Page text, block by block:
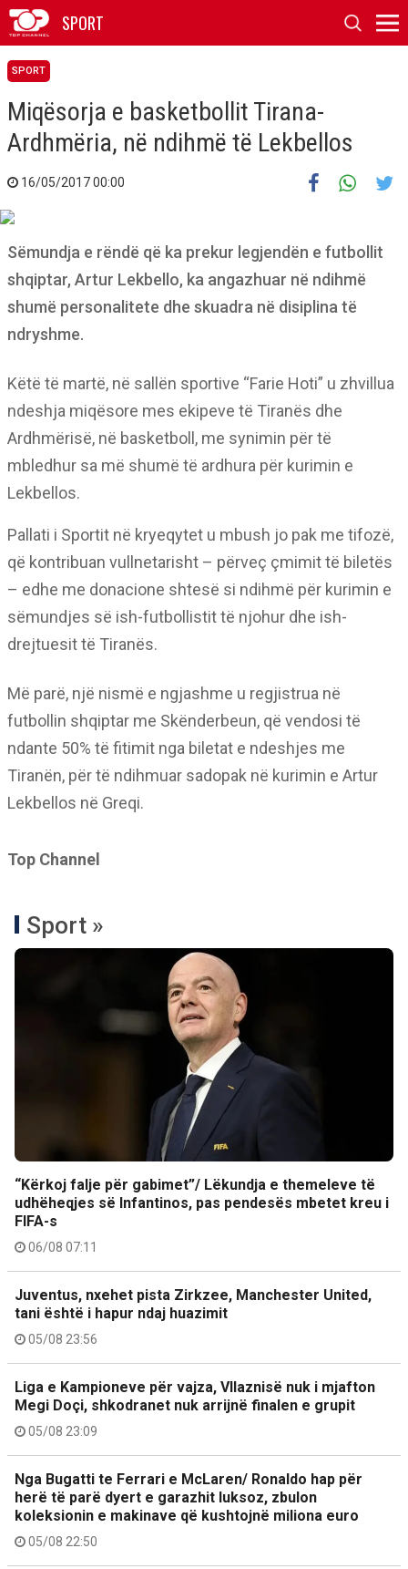
SPORT
SPORT
Miqësorja e basketbollit Tirana-
Ardhmëria, në ndihmë të Lekbellos
16/05/2017 00:00
Sëmundja e rëndë që ka prekur legjendën e futbollit
shqiptar, Artur Lekbello, ka angazhuar në ndihmë
shumë personalitete dhe skuadra në disiplina të
ndryshme.
Këtë të martë, në sallën sportive “Farie Hoti” u zhvillua
ndeshja miqësore mes ekipeve të Tiranës dhe
Ardhmërisë, në basketboll, me synimin për të
mbledhur sa më shumë të ardhura për kurimin e
Lekbellos.
Pallati i Sportit në kryeqytet u mbush jo pak me tifozë,
që kontribuan vullnetarisht – përveç çmimit të biletës
– edhe me donacione shtesë si ndihmë për kurimin e
sëmundjes së ish-futbollistit të njohur dhe ish-
drejtuesit të Tiranës.
Më parë, një nismë e ngjashme u regjistrua në
futbollin shqiptar me Skënderbeun, që vendosi të
ndante 50% të fitimit nga biletat e ndeshjes me
Tiranën, për të ndihmuar sadopak në kurimin e Artur
Lekbellos në Greqi.
Top Channel
Sport »
“Kërkoj falje për gabimet”/ Lëkundja e themeleve të
udhëheqjes së Infantinos, pas pendesës mbetet kreu i
FIFA-s
06/08 07:11
Juventus, nxehet pista Zirkzee, Manchester United,
tani është i hapur ndaj huazimit
05/08 23:56
Liga e Kampioneve për vajza, Vllaznisë nuk i mjafton
Megi Doçi, shkodranet nuk arrijnë finalen e grupit
05/08 23:09
Nga Bugatti te Ferrari e McLaren/ Ronaldo hap për
herë të parë dyert e garazhit luksoz, zbulon
koleksionin e makinave që kushtojnë miliona euro
05/08 22:50